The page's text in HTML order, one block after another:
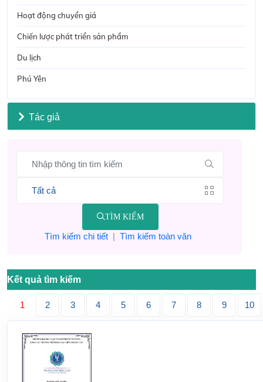
Hoạt động chuyển giá
Chiến lược phát triển sản phẩm
Du lịch
Phú Yên
Tác giả
TÌM KIẾM
Tìm kiếm chi tiết| Tìm kiếm toàn văn
Kết quả tìm kiếm
1 2 3 4 5 6 7 8 9 10